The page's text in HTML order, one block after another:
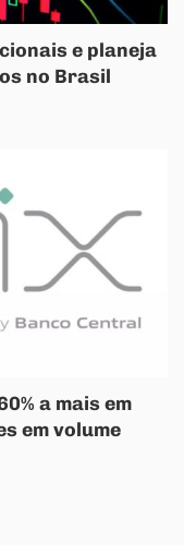
e planeja
no Brasil
a mais em
em volume